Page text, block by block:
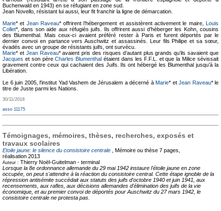
Buchenwald en 1943) en se réfugiant en zone sud.
Jean Novello, résistant lui aussi, leur fit franchir la ligne de démarcation.
Marie* et Jean Raveau* offrirent l’hébergement et assistèrent activement le maire,Louis
Collet*, dans son aide aux réfugiés juifs. Ils offrirent aussi d’héberger les Kohn, cousins
des Blumenthal. Mais ceux-ci avaient préféré rester à Paris et furent déportés par le
dernier convoi en partance vers Auschwitz et assassinés. Leur fils Philipe et sa sœur,
évadés avec un groupe de résistants juifs, ont survécu.
Marie* et Jean Raveau* avaient pris des risques d’autant plus grands qu’ils savaient que
Jacques et son pèreCharles Blumenthal étaient dans les F.F.L. et que la Milice sévissait
gravement contre ceux qui cachaient des Juifs. Ils ont hébergé les Blumenthal jusqu’à la
Libération.
Le 6 juin 2005, l'institut Yad Vashem de Jérusalem a décerné à Marie* et Jean Raveau* le
titre de Juste parmi les Nations.
30/11/2018
asso 11175
Témoignages, mémoires, thèses, recherches, exposés et
travaux scolaires
Etoile jaune: le silence du consistoire centrale , Mémoire ou thèse 7 pages,
réalisation 2013
Auteur : Thierry Noël-Guitelman - terminal
Lorsque la 8e ordonnance allemande du 29 mai 1942 instaure l'étoile jaune en zone
occupée, on peut s'attendre à la réaction du consistoire central. Cette étape ignoble de la
répression antisémite succédait aux statuts des juifs d'octobre 1940 et juin 1941, aux
recensements, aux rafles, aux décisions allemandes d'élimination des juifs de la vie
économique, et au premier convoi de déportés pour Auschwitz du 27 mars 1942, le
consistoire centrale ne protesta pas.